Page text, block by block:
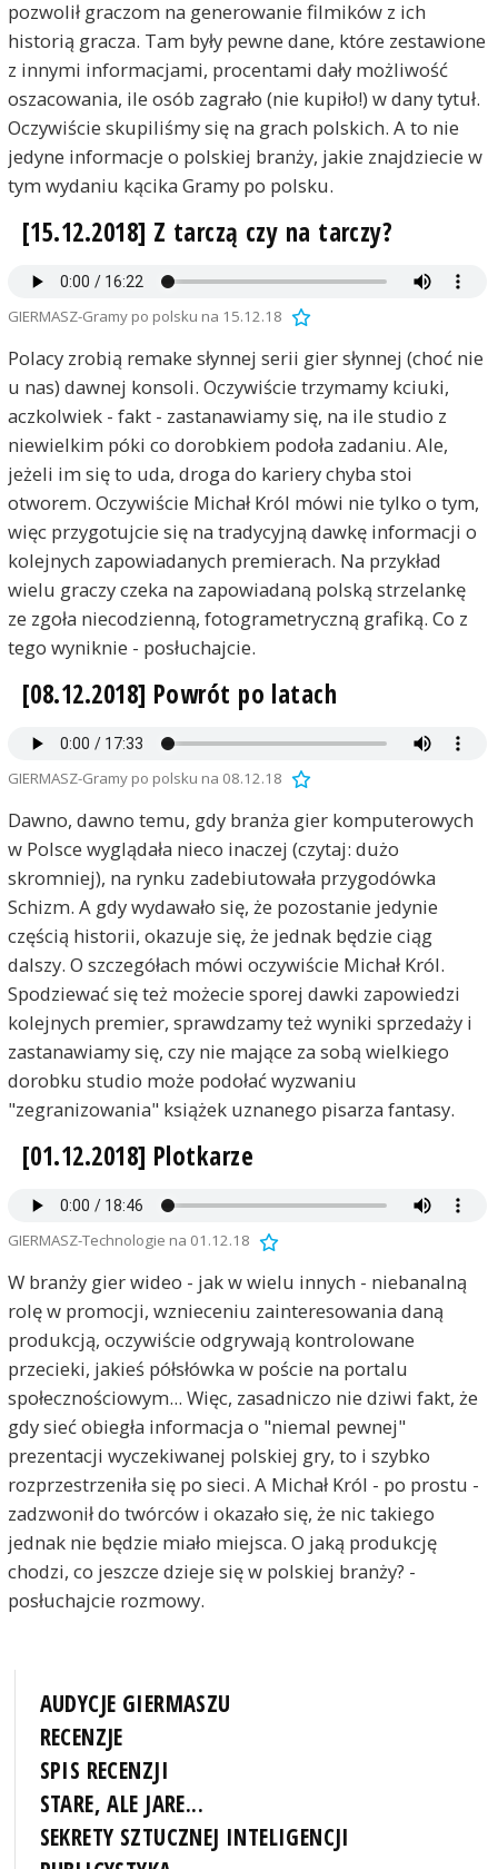
pozwolił graczom na generowanie filmików z ich
historią gracza. Tam były pewne dane, które zestawione
z innymi informacjami, procentami dały możliwość
oszacowania, ile osób zagrało (nie kupiło!) w dany tytuł.
Oczywiście skupiliśmy się na grach polskich. A to nie
jedyne informacje o polskiej branży, jakie znajdziecie w
tym wydaniu kącika Gramy po polsku.
[15.12.2018] Z tarczą czy na tarczy?
GIERMASZ-Gramy po polsku na 15.12.18
Polacy zrobią remake słynnej serii gier słynnej (choć nie
u nas) dawnej konsoli. Oczywiście trzymamy kciuki,
aczkolwiek - fakt - zastanawiamy się, na ile studio z
niewielkim póki co dorobkiem podoła zadaniu. Ale,
jeżeli im się to uda, droga do kariery chyba stoi
otworem. Oczywiście Michał Król mówi nie tylko o tym,
więc przygotujcie się na tradycyjną dawkę informacji o
kolejnych zapowiadanych premierach. Na przykład
wielu graczy czeka na zapowiadaną polską strzelankę
ze zgoła niecodzienną, fotogrametryczną grafiką. Co z
tego wyniknie - posłuchajcie.
[08.12.2018] Powrót po latach
GIERMASZ-Gramy po polsku na 08.12.18
Dawno, dawno temu, gdy branża gier komputerowych
w Polsce wyglądała nieco inaczej (czytaj: dużo
skromniej), na rynku zadebiutowała przygodówka
Schizm. A gdy wydawało się, że pozostanie jedynie
częścią historii, okazuje się, że jednak będzie ciąg
dalszy. O szczegółach mówi oczywiście Michał Król.
Spodziewać się też możecie sporej dawki zapowiedzi
kolejnych premier, sprawdzamy też wyniki sprzedaży i
zastanawiamy się, czy nie mające za sobą wielkiego
dorobku studio może podołać wyzwaniu
"zegranizowania" książek uznanego pisarza fantasy.
[01.12.2018] Plotkarze
GIERMASZ-Technologie na 01.12.18
W branży gier wideo - jak w wielu innych - niebanalną
rolę w promocji, wznieceniu zainteresowania daną
produkcją, oczywiście odgrywają kontrolowane
przecieki, jakieś półsłówka w poście na portalu
społecznościowym... Więc, zasadniczo nie dziwi fakt, że
gdy sieć obiegła informacja o "niemal pewnej"
prezentacji wyczekiwanej polskiej gry, to i szybko
rozprzestrzeniła się po sieci. A Michał Król - po prostu -
zadzwonił do twórców i okazało się, że nic takiego
jednak nie będzie miało miejsca. O jaką produkcję
chodzi, co jeszcze dzieje się w polskiej branży? -
posłuchajcie rozmowy.
AUDYCJE GIERMASZU
RECENZJE
SPIS RECENZJI
STARE, ALE JARE...
SEKRETY SZTUCZNEJ INTELIGENCJI